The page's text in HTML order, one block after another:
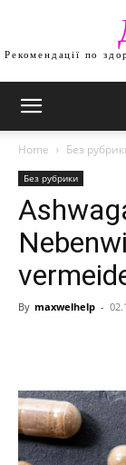
Рекомендації по
Home Без
Без рубрики
By maxwelhelp -